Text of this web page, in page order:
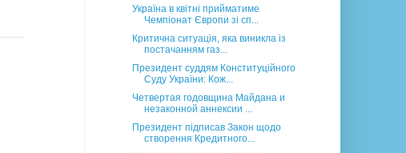
Україна в квітні прийматиме
Чемпіонат Європи зі сп...
Критична ситуація, яка виникла із
постачанням газ...
Президент суддям Конституційного
Суду України: Кож...
Четвертая годовщина Майдана и
незаконной аннексии ...
Президент підписав Закон щодо
створення Кредитного...